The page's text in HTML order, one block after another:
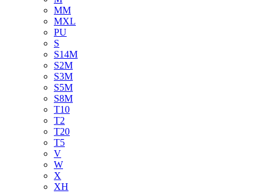
MM
MXL
PU
S
S14M
S2M
S3M
S5M
S8M
T10
T2
T20
T5
V
W
X
XH